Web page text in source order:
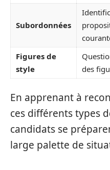
Subordonnées
Figures de
style
des
En apprenant à
ces différents types
candidats se
large palette de